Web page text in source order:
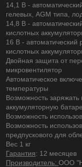
14,1 В -
гелевых, AGM типа,
14,8 В -
кислотных
16 В -
кислотных
Двойная защита от
микровентилятор
Автоматическое
температуры
Возможность
аккумуляторную
Возможность
Возможность
предпускового для
Вес 1 кг
Гарантия: 12 месяцев
Производитель: ООО